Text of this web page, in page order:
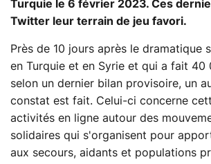
Turquie le 6 février 2023. Ces
Twitter leur terrain de jeu favori.
Près de 10 jours après le dramatique
en Turquie et en Syrie et qui a fait 40
selon un dernier bilan provisoire, un
constat est fait. Celui-ci concerne
activités en ligne autour des
solidaires qui s'organisent pour
aux secours, aidants et populations